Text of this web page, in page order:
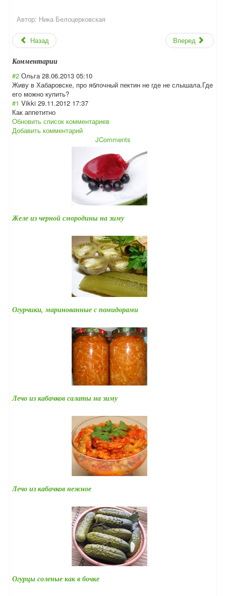
Автор: Ника Белоцерковская
Назад Вперед
Комментарии
#2 Ольга 28.06.2013 05:10
Живу в Хабаровске, про яблочный пектин не где не слышала.Где
его можно купить?
#1 Vikki 29.11.2012 17:37
Как аппетитно
Обновить список комментариев
Добавить комментарий
JComments
Желе из черной смородины на зиму
Огурчики, маринованные с помидорами
Лечо из кабачков салаты на зиму
Лечо из кабачков нежное
Огурцы соленые как в бочке